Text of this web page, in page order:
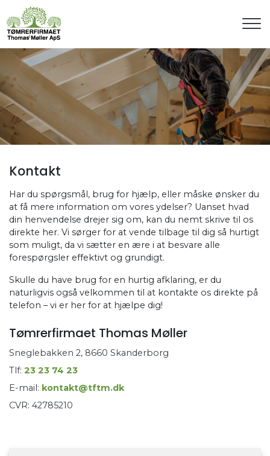
til
hovedindhold
Kontakt
Har du spørgsmål, brug for hjælp, eller måske ønsker du
at få mere information om vores ydelser? Uanset hvad
din henvendelse drejer sig om, kan du nemt skrive til os
direkte her. Vi sørger for at vende tilbage til dig så hurtigt
som muligt, da vi sætter en ære i at besvare alle
forespørgsler effektivt og grundigt.
Skulle du have brug for en hurtig afklaring, er du
naturligvis også velkommen til at kontakte os direkte på
telefon – vi er her for at hjælpe dig!
Tømrerfirmaet Thomas Møller
Sneglebakken 2, 8660 Skanderborg
Tlf: 23 23 74 23
E-mail: kontakt@tftm.dk
CVR: 42785210